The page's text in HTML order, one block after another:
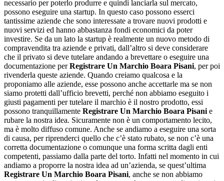
necessario per poterlo produrre e quindi lanciarla sul mercato,
possono eseguire una startup. In questo caso possono esserci
tantissime aziende che sono interessate a trovare nuovi prodotti e
nuovi servizi ed hanno abbastanza fondi economici da poter
investire. Se da un lato la startup è realmente un nuovo metodo di
compravendita tra aziende e privati, dall’altro si deve considerare
che il privato si deve tutelare andando a brevettare o eseguire una
documentazione perRegistrare Un Marchio Boara Pisani, per poi
rivenderla queste aziende. Quando creiamo qualcosa e la
proponiamo alle aziende, esse possono anche accettarle ma se non
siamo protetti dall’ufficio brevetti, perché non abbiamo eseguito i
giusti pagamenti per tutelare il marchio è il nostro prodotto, essi
possono tranquillamente Registrare Un Marchio Boara Pisani e
rubare la nostra idea. Sicuramente non è un comportamento lecito,
ma è molto diffuso comune. Anche se andiamo a eseguire una sorta
di causa, per riprenderci quello che c’è stato rubato, se non c’è una
corretta documentazione o comunque una forma scritta dagli enti
competenti, passiamo dalla parte del torto. Infatti nel momento in cui
andiamo a proporre la nostra idea ad un’azienda, se quest’ultima
Registrare Un Marchio Boara Pisani, anche se non abbiamo